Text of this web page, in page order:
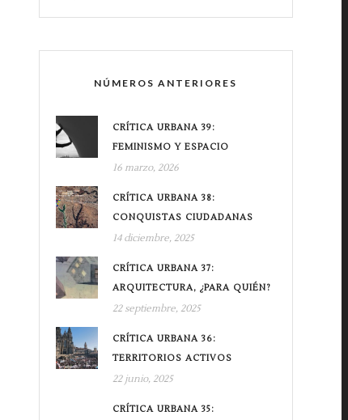
NÚMEROS ANTERIORES
CRÍTICA URBANA 39:
FEMINISMO Y ESPACIO
16 marzo, 2026
CRÍTICA URBANA 38:
CONQUISTAS CIUDADANAS
14 diciembre, 2025
CRÍTICA URBANA 37:
ARQUITECTURA, ¿PARA QUIÉN?
22 septiembre, 2025
CRÍTICA URBANA 36:
TERRITORIOS ACTIVOS
22 junio, 2025
CRÍTICA URBANA 35: